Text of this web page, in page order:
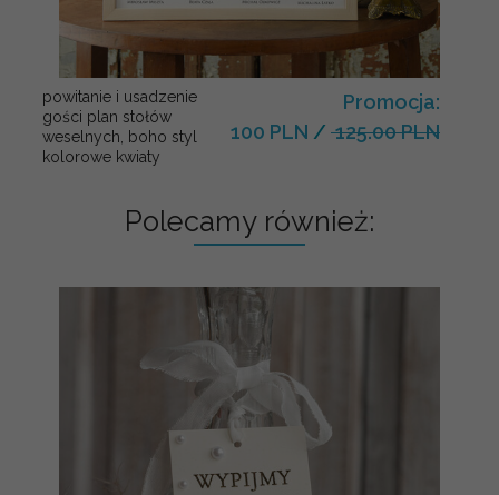
powitanie i usadzenie
gości plan stołów
weselnych, boho styl
kolorowe kwiaty
Promocja:
100 PLN / 125.00 PLN
Polecamy również: